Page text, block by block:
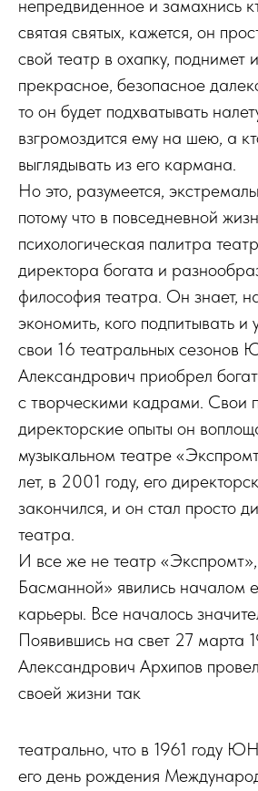
непредвиденное и замахнись
святая святых, кажется, он
свой театр в охапку, поднимет
прекрасное, безопасное
то он будет подхватывать
взгромоздится ему на шею, а
выглядывать из его кармана.
Но это, разумеется,
потому что в повседневной
психологическая палитра
директора богата и
философия театра. Он знает,
экономить, кого подпитывать и
свои 16 театральных сезонов
Александрович приобрел
с творческими кадрами. Свои
директорские опыты он
музыкальном театре
лет, в 2001 году, его
закончился, и он стал просто
театра.
И все же не театр
Басманной» явились началом
карьеры. Все началось
Появившись на свет 27 марта
Александрович Архипов
своей жизни так
театрально, что в 1961 году
его день рождения